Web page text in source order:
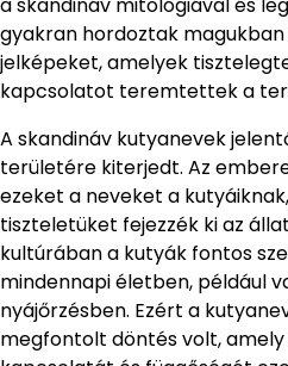
gyakran hordoztak
jelképeket, amelyek
kapcsolatot teremtettek a
A skandináv kutyanevek
területére kiterjedt. Az
ezeket a neveket a
tiszteletüket fejezzék ki az
kultúrában a kutyák fontos
mindennapi életben, például
nyájőrzésben. Ezért a
megfontolt döntés volt,